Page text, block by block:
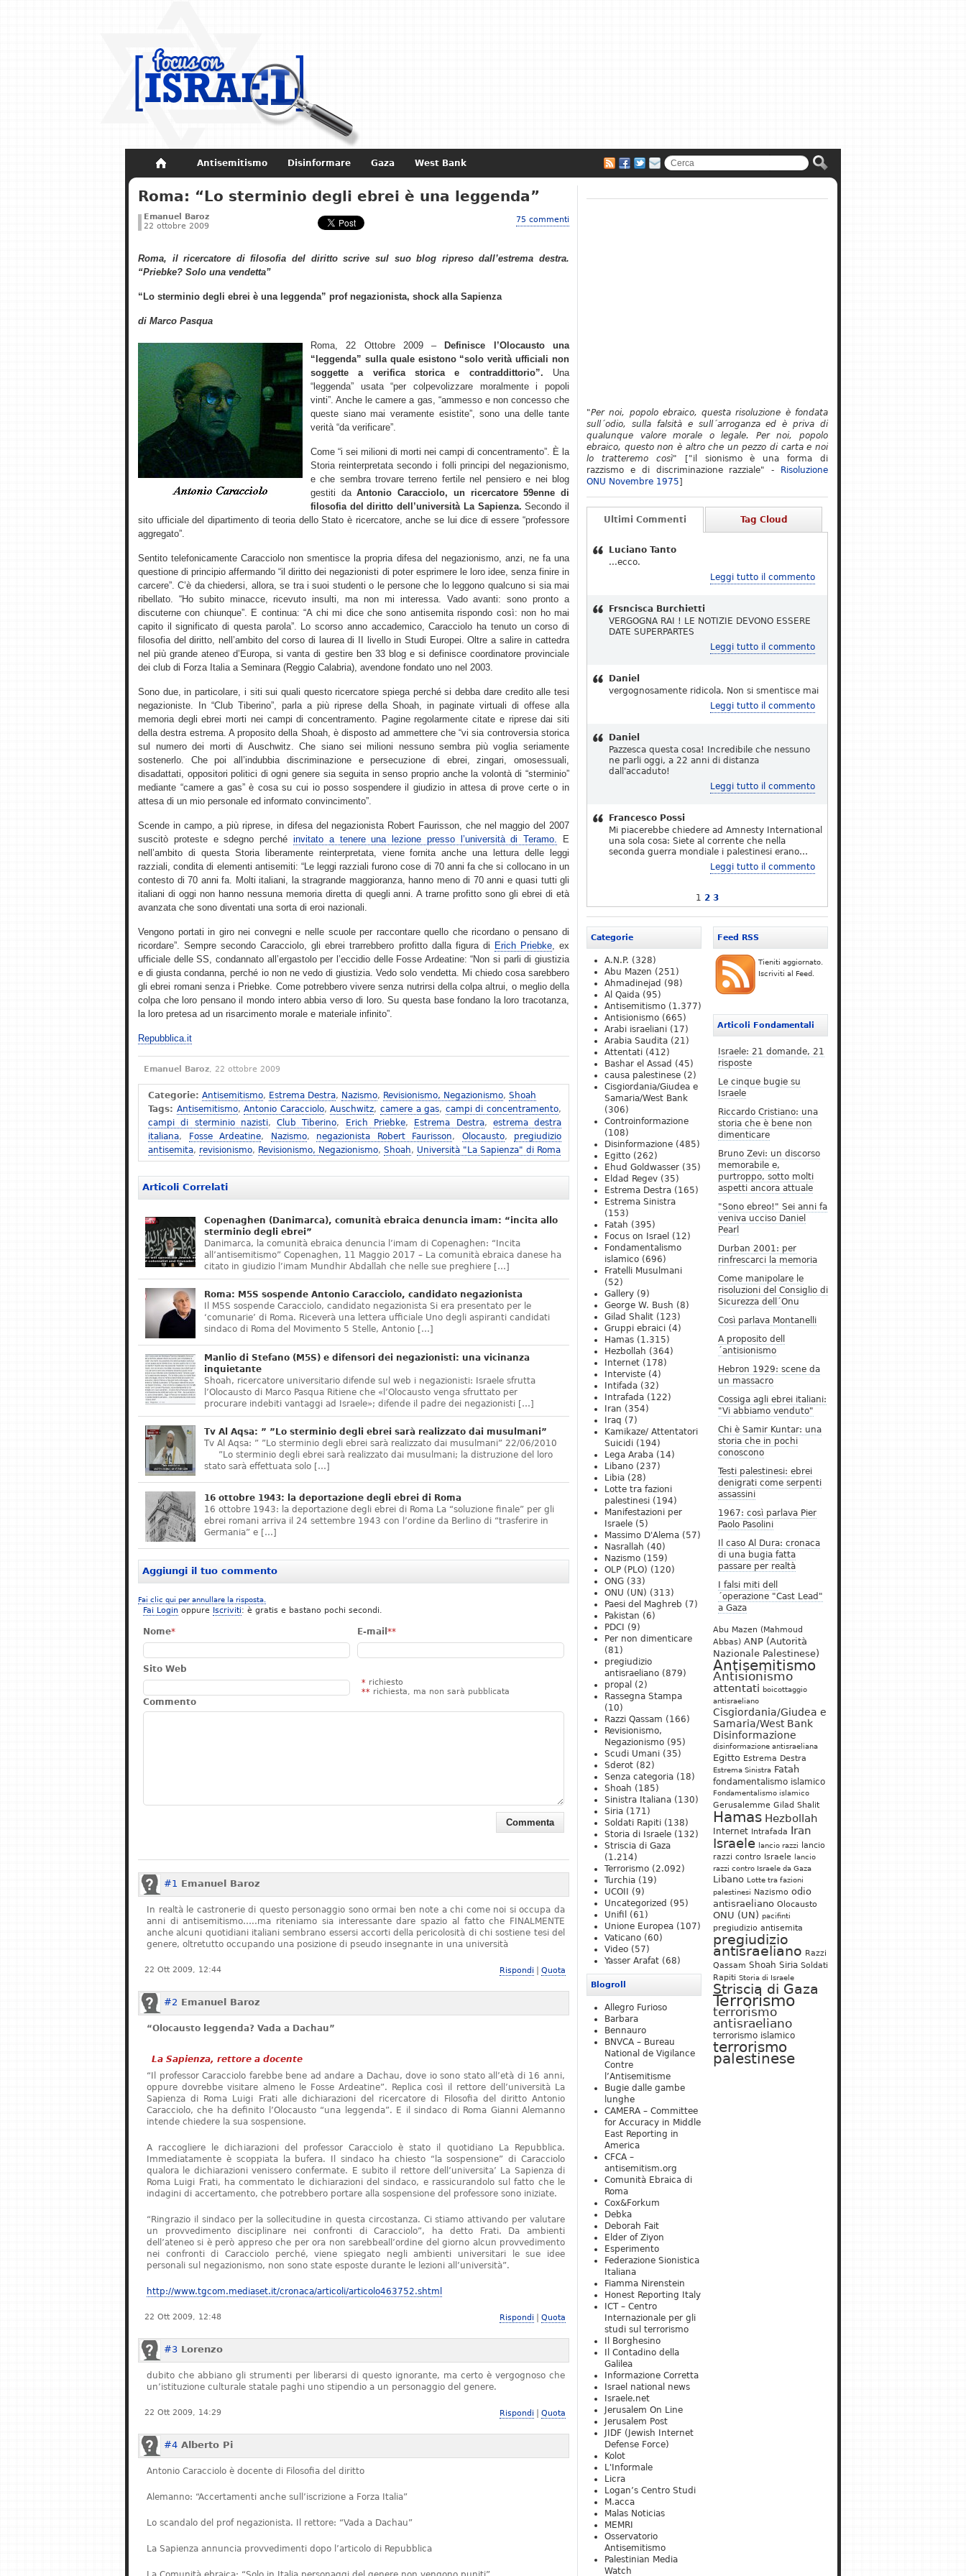
Antisemitismo Disinformare Gaza West Bank
Non dimenticare Storia di Israele
Roma: “Lo sterminio degli ebrei è una leggenda”
Emanuel Baroz
22 ottobre 2009
75 commenti
Roma, il ricercatore di filosofia del diritto scrive sul suo blog ripreso dall’estrema destra.
“Priebke? Solo una vendetta”
“Lo sterminio degli ebrei è una leggenda” prof negazionista, shock alla Sapienza
di Marco Pasqua
Roma, 22 Ottobre 2009 –
Definisce l’Olocausto una
“leggenda” sulla quale esistono “solo verità ufficiali non
soggette a verifica storica e contraddittorio”. Una
“leggenda” usata “per colpevolizzare moralmente i popoli
vinti”. Anche le camere a gas, “ammesso e non concesso che
queste siano mai veramente esistite”, sono una delle tante
verità “da verificare”.
Come “i sei milioni di morti nei campi di concentramento”. È la
Storia reinterpretata secondo i folli principi del negazionismo,
e che sembra trovare terreno fertile nel pensiero e nei blog
gestiti daAntonio Caracciolo, un ricercatore 59enne di
filosofia del diritto dell’università La Sapienza. Secondo il
sito ufficiale del dipartimento di teoria dello Stato è ricercatore, anche se lui dice di essere “professore
aggregato”.
Sentito telefonicamente Caracciolo non smentisce la propria difesa del negazionismo, anzi, ne fa una
questione di principio affermando “il diritto dei negazionisti di poter esprimere le loro idee, senza finire in
carcere”. C’è da chiedersi, allora, se tra i suoi studenti o le persone che lo leggono qualcuno si sia mai
ribellato. “Ho subito minacce, ricevuto insulti, ma non mi interessa. Vado avanti: sono pronto a
discuterne con chiunque”. E continua: “A chi mi dice che sono antisemita rispondo così: non ho mai
capito il significato di questa parola”. Lo scorso anno accademico, Caracciolo ha tenuto un corso di
filosofia del diritto, nell’ambito del corso di laurea di II livello in Studi Europei. Oltre a salire in cattedra
nel più grande ateneo d’Europa, si vanta di gestire ben 33 blog e si definisce coordinatore provinciale
dei club di Forza Italia a Seminara (Reggio Calabria), avendone fondato uno nel 2003.
Sono due, in particolare, i siti sui quali questo ricercatore spiega perché si debba dare credito alle tesi
negazioniste. In “Club Tiberino”, parla a più riprese della Shoah, in paginate virtuali di offese alla
memoria degli ebrei morti nei campi di concentramento. Pagine regolarmente citate e riprese dai siti
della destra estrema. A proposito della Shoah, è disposto ad ammettere che “vi sia controversia storica
sul numero dei morti di Auschwitz. Che siano sei milioni nessuno sembra più voglia seriamente
sostenerlo. Che poi all’indubbia discriminazione e persecuzione di ebrei, zingari, omosessuali,
disadattati, oppositori politici di ogni genere sia seguita in senso proprio anche la volontà di “sterminio”
mediante “camere a gas” è cosa su cui io posso sospendere il giudizio in attesa di prove certe o in
attesa di un mio personale ed informato convincimento”.
Scende in campo, a più riprese, in difesa del negazionista Robert Faurisson, che nel maggio del 2007
suscitò proteste e sdegno perché invitato a tenere una lezione presso l’università di Teramo. E
nell’ambito di questa Storia liberamente reinterpretata, viene fornita anche una lettura delle leggi
razziali, condita di elementi antisemiti: “Le leggi razziali furono cose di 70 anni fa che si collocano in un
contesto di 70 anni fa. Molti italiani, la stragrande maggioranza, hanno meno di 70 anni e quasi tutti gli
italiani di oggi non hanno nessuna memoria diretta di quegli anni. A trarne profitto sono gli ebrei di età
avanzata che sono diventati una sorta di eroi nazionali.
Vengono portati in giro nei convegni e nelle scuole per raccontare quello che ricordano o pensano di
ricordare”. Sempre secondo Caracciolo, gli ebrei trarrebbero profitto dalla figura di Erich Priebke, ex
ufficiale delle SS, condannato all’ergastolo per l’eccidio delle Fosse Ardeatine: “Non si parli di giustizia
e di giusta condanna, perché io non ne vedo di giustizia. Vedo solo vendetta. Mi chiedo cosa sarebbero
gli ebrei romani senza i Priebke. Come potrebbero vivere senza nutrirsi della colpa altrui, o meglio della
colpa che loro pensano il mondo intero abbia verso di loro. Su questa base fondano la loro tracotanza,
la loro pretesa ad un risarcimento morale e materiale infinito”.
Repubblica.it
Emanuel Baroz, 22 ottobre 2009
Categorie: Antisemitismo, Estrema Destra, Nazismo, Revisionismo, Negazionismo, Shoah
Tags: Antisemitismo,Antonio Caracciolo,Auschwitz,camere a gas, campi di concentramento,
campi di sterminio nazisti,Club Tiberino, Erich Priebke, Estrema Destra, estrema destra
italiana, Fosse Ardeatine, Nazismo, negazionista Robert Faurisson, Olocausto, pregiudizio
antisemita, revisionismo, Revisionismo, Negazionismo, Shoah, Università "La Sapienza" di Roma
Articoli Correlati
Copenaghen (Danimarca), comunità ebraica denuncia imam: “incita allo
sterminio degli ebrei”
Danimarca, la comunità ebraica denuncia l’imam di Copenaghen: “Incita
all’antisemitismo” Copenaghen, 11 Maggio 2017 – La comunità ebraica danese ha
citato in giudizio l’imam Mundhir Abdallah che nelle sue preghiere […]
Roma: M5S sospende Antonio Caracciolo, candidato negazionista
Il M5S sospende Caracciolo, candidato negazionista Si era presentato per le
‘comunarie’ di Roma. Riceverà una lettera ufficiale Uno degli aspiranti candidati
sindaco di Roma del Movimento 5 Stelle, Antonio […]
Manlio di Stefano (M5S) e difensori dei negazionisti: una vicinanza
inquietante
Shoah, ricercatore universitario difende sul web i negazionisti: Israele sfrutta
l’Olocausto di Marco Pasqua Ritiene che «l’Olocausto venga sfruttato per
procurare indebiti vantaggi ad Israele»; difende il padre dei negazionisti […]
Tv Al Aqsa: ” ”Lo sterminio degli ebrei sarà realizzato dai musulmani”
Tv Al Aqsa: ” ”Lo sterminio degli ebrei sarà realizzato dai musulmani” 22/06/2010
”Lo sterminio degli ebrei sarà realizzato dai musulmani; la distruzione del loro
stato sarà effettuata solo […]
16 ottobre 1943: la deportazione degli ebrei di Roma
16 ottobre 1943: la deportazione degli ebrei di Roma La “soluzione finale” per gli
ebrei romani arriva il 24 settembre 1943 con l’ordine da Berlino di “trasferire in
Germania” e […]
Aggiungi il tuo commento
Fai clic qui per annullare la risposta.
Fai Login oppure Iscriviti: è gratis e bastano pochi secondi.
Nome* E-mail **
Sito Web
* richiesto
** richiesta, ma non sarà pubblicata
Commento
#1 Emanuel Baroz
In realtà le castronerie di questo personaggio sono ormai ben note a chi come noi si occupa da
anni di antisemitismo…..ma riteniamo sia interessante dare spazio al fatto che FINALMENTE
anche alcuni quotidiani italiani sembrano essersi accorti della pericolosità di chi sostiene tesi del
genere, oltretutto occupando una posizione di pseudo insegnante in una università
22 Ott 2009, 12:44 Rispondi Quota
#2 Emanuel Baroz
“Olocausto leggenda? Vada a Dachau”
La Sapienza, rettore a docente
“Il professor Caracciolo farebbe bene ad andare a Dachau, dove io sono stato all’età di 16 anni,
oppure dovrebbe visitare almeno le Fosse Ardeatine”. Replica così il rettore dell’università La
Sapienza di Roma Luigi Frati alle dichiarazioni del ricercatore di Filosofia del diritto Antonio
Caracciolo, che ha definito l’Olocausto “una leggenda”. E il sindaco di Roma Gianni Alemanno
intende chiedere la sua sospensione.
A raccogliere le dichiarazioni del professor Caracciolo è stato il quotidiano La Repubblica.
Immediatamente è scoppiata la bufera. Il sindaco ha chiesto “la sospensione” di Caracciolo
qualora le dichiarazioni venissero confermate. E subito il rettore dell’universita’ La Sapienza di
Roma Luigi Frati, ha commentato le dichiarazioni del sindaco, e rassicurandolo sul fatto che le
indagini di accertamento, che potrebbero portare alla sospensione del professore sono iniziate.
“Ringrazio il sindaco per la sollecitudine in questa circostanza. Ci stiamo attivando per valutare
un provvedimento disciplinare nei confronti di Caracciolo”, ha detto Frati. Da ambienti
dell’ateneo si è però appreso che per ora non sarebbeall’ordine del giorno alcun provvedimento
nei confronti di Caracciolo perché, viene spiegato negli ambienti universitari le sue idee
personali sul negazionismo, non sono state esposte durante le lezioni all’università”.
http://www.tgcom.mediaset.it/cronaca/articoli/articolo463752.shtml
22 Ott 2009, 12:48 Rispondi Quota
#3 Lorenzo
dubito che abbiano gli strumenti per liberarsi di questo ignorante, ma certo è vergognoso che
un’istituzione culturale statale paghi uno stipendio a un personaggio del genere.
22 Ott 2009, 14:29 Rispondi Quota
#4 Alberto Pi
Antonio Caracciolo è docente di Filosofia del diritto
Alemanno: “Accertamenti anche sull’iscrizione a Forza Italia”
Lo scandalo del prof negazionista. Il rettore: “Vada a Dachau”
La Sapienza annuncia provvedimenti dopo l’articolo di Repubblica
"Per noi, popolo ebraico, questa risoluzione è fondata
sull´odio, sulla falsità e sull´arroganza ed è priva di
qualunque valore morale o legale. Per noi, popolo
ebraico, questo non è altro che un pezzo di carta e noi
lo tratteremo così" ["il sionismo è una forma di
razzismo e di discriminazione razziale" -
Risoluzione
ONU Novembre 1975]
Ultimi Commenti Tag Cloud
Luciano Tanto
...ecco.
Leggi tutto il commento
Frsncisca Burchietti
VERGOGNA RAI ! LE NOTIZIE DEVONO ESSERE
DATE SUPERPARTES
Leggi tutto il commento
Daniel
vergognosamente ridicola. Non si smentisce mai
Leggi tutto il commento
Daniel
Pazzesca questa cosa! Incredibile che nessuno
ne parli oggi, a 22 anni di distanza
dall'accaduto!
Leggi tutto il commento
Francesco Possi
Mi piacerebbe chiedere ad Amnesty International
una sola cosa: Siete al corrente che nella
seconda guerra mondiale i palestinesi erano…
Leggi tutto il commento
1 2 3
Feed RSS
Tieniti aggiornato.
Iscriviti al Feed.
Articoli Fondamentali
Israele: 21 domande, 21
risposte
Le cinque bugie su
Israele
Riccardo Cristiano: una
storia che è bene non
dimenticare
Bruno Zevi: un discorso
memorabile e,
purtroppo, sotto molti
aspetti ancora attuale
"Sono ebreo!" Sei anni fa
veniva ucciso Daniel
Pearl
Durban 2001: per
rinfrescarci la memoria
Come manipolare le
risoluzioni del Consiglio di
Sicurezza dell´Onu
Così parlava Montanelli
A proposito dell
´antisionismo
Hebron 1929: scene da
un massacro
Cossiga agli ebrei italiani:
"Vi abbiamo venduto"
Chi è Samir Kuntar: una
storia che in pochi
conoscono
Testi palestinesi: ebrei
denigrati come serpenti
assassini
1967: così parlava Pier
Paolo Pasolini
Il caso Al Dura: cronaca
di una bugia fatta
passare per realtà
I falsi miti dell
´operazione "Cast Lead"
a Gaza
Abu Mazen (Mahmoud
Abbas) ANP (Autorità
Nazionale Palestinese)
Antisemitismo
Antisionismo
attentati boicottaggio
antisraeliano
Cisgiordania/Giudea e
Samaria/West Bank
Disinformazione
disinformazione antisraeliana
Egitto Estrema Destra
Estrema Sinistra Fatah
fondamentalismo islamico
Fondamentalismo islamico
Gerusalemme Gilad Shalit
Hamas Hezbollah
Internet Intrafada Iran
Israele lancio razzi
lancio
razzi contro Israele lancio
razzi contro Israele da Gaza
Libano Lotte tra fazioni
palestinesi Nazismo odio
antisraeliano Olocausto
ONU (UN) pacifinti
pregiudizio antisemita
pregiudizio
antisraeliano Razzi
Qassam Shoah Siria Soldati
Rapiti Storia di Israele
Striscia di Gaza
Terrorismo
terrorismo
antisraeliano
terrorismo islamico
terrorismo
palestinese
Categorie
A.N.P. (328)
Abu Mazen (251)
Ahmadinejad (98)
Al Qaida (95)
Antisemitismo (1.377)
Antisionismo (665)
Arabi israeliani (17)
Arabia Saudita (21)
Attentati (412)
Bashar el Assad (45)
causa palestinese (2)
Cisgiordania/Giudea e
Samaria/West Bank
(306)
Controinformazione
(108)
Disinformazione (485)
Egitto (262)
Ehud Goldwasser (35)
Eldad Regev (35)
Estrema Destra (165)
Estrema Sinistra
(153)
Fatah (395)
Focus on Israel (12)
Fondamentalismo
islamico (696)
Fratelli Musulmani
(52)
Gallery (9)
George W. Bush (8)
Gilad Shalit (123)
Gruppi ebraici (4)
Hamas (1.315)
Hezbollah (364)
Internet (178)
Interviste (4)
Intifada (32)
Intrafada (122)
Iran (354)
Iraq (7)
Kamikaze/ Attentatori
Suicidi (194)
Lega Araba (14)
Libano (237)
Libia (28)
Lotte tra fazioni
palestinesi (194)
Manifestazioni per
Israele (5)
Massimo D'Alema (57)
Nasrallah (40)
Nazismo (159)
OLP (PLO) (120)
ONG (33)
ONU (UN) (313)
Paesi del Maghreb (7)
Pakistan (6)
PDCI
(9)
Per non dimenticare
(81)
pregiudizio
antisraeliano (879)
propal (2)
Rassegna Stampa
(10)
Razzi Qassam (166)
Revisionismo,
Negazionismo (95)
Scudi Umani (35)
Sderot (82)
Senza categoria (18)
Shoah (185)
Sinistra Italiana (130)
Siria (171)
Soldati Rapiti (138)
Storia di Israele (132)
Striscia di Gaza
(1.214)
Terrorismo (2.092)
Turchia (19)
UCOII
(9)
Uncategorized (95)
Unifil
(61)
Unione Europea (107)
Vaticano (60)
Video (57)
Yasser Arafat (68)
Blogroll
Allegro Furioso
Barbara
Bennauro
BNVCA – Bureau
National de Vigilance
Contre
l’Antisemitisme
Bugie dalle gambe
lunghe
CAMERA – Committee
for Accuracy in Middle
East Reporting in
America
CFCA –
antisemitism.org
Comunità Ebraica di
Roma
Cox&Forkum
Debka
Deborah Fait
Elder of Ziyon
Esperimento
Federazione Sionistica
Italiana
Fiamma Nirenstein
Honest Reporting Italy
ICT – Centro
Internazionale per gli
studi sul terrorismo
Il Borghesino
Il Contadino della
Galilea
Informazione Corretta
Israel national news
Israele.net
Jerusalem On Line
Jerusalem Post
JIDF (Jewish Internet
Defense Force)
Kolot
L'Informale
Licra
Logan’s Centro Studi
M.acca
Malas Noticias
MEMRI
Osservatorio
Antisemitismo
Palestinian Media
Watch